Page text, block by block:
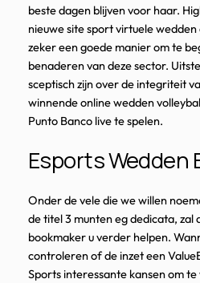
beste dagen blijven voor haar.
nieuwe site sport virtuele
zeker een goede manier om te
benaderen van deze sector.
sceptisch zijn over de integriteit
winnende online wedden
Punto Banco live te spelen.
Esports Wedden
Onder de vele die we willen
de titel 3 munten eg dedicata, zal
bookmaker u verder helpen.
controleren of de inzet een
Sports interessante kansen om